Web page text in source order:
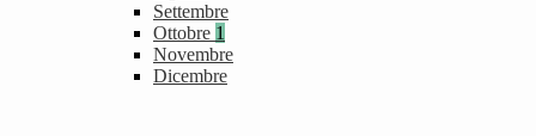
Settembre
Ottobre 1
Novembre
Dicembre